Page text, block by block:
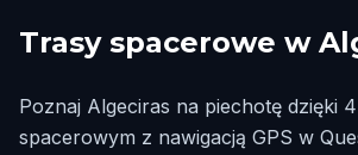
Trasy spacerowe w
Poznaj Algeciras na piechotę dzięki
spacerowym z nawigacją GPS w